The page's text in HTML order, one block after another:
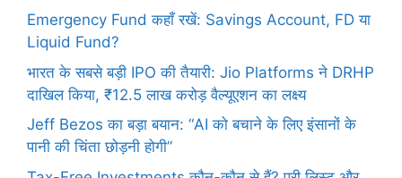
Emergency Fund कहाँ रखें: Savings Account, FD या
Liquid Fund?
भारत के सबसे बड़ी IPO की तैयारी: Jio Platforms ने DRHP
दाखिल किया, ₹12.5 लाख करोड़ वैल्यूएशन का लक्ष्य
Jeff Bezos का बड़ा बयान: “AI को बचाने के लिए इंसानों के
पानी की चिंता छोड़नी होगी”